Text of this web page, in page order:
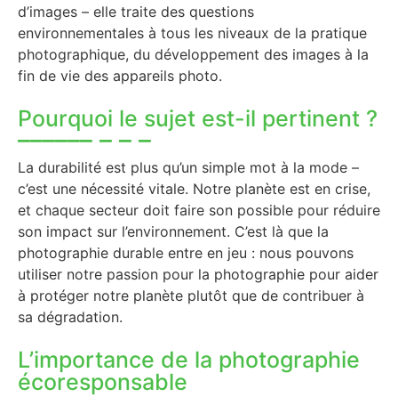
d’images – elle traite des questions
environnementales à tous les niveaux de la pratique
photographique, du développement des images à la
fin de vie des appareils photo.
Pourquoi le sujet est-il pertinent ?
La durabilité est plus qu’un simple mot à la mode –
c’est une nécessité vitale. Notre planète est en crise,
et chaque secteur doit faire son possible pour réduire
son impact sur l’environnement. C’est là que la
photographie durable entre en jeu : nous pouvons
utiliser notre passion pour la photographie pour aider
à protéger notre planète plutôt que de contribuer à
sa dégradation.
L’importance de la photographie
écoresponsable